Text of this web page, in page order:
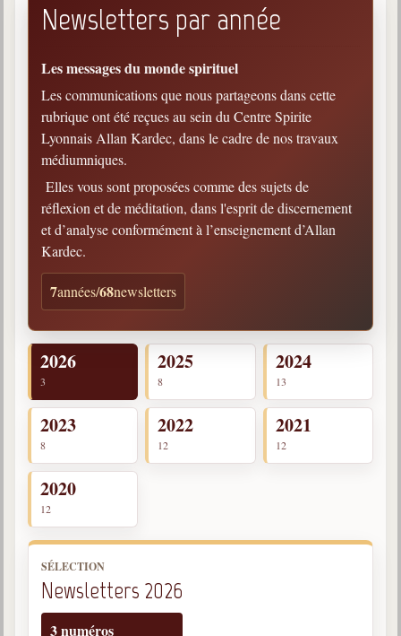
Léon Denis
1846-1927
Gabriel Delanne
Chico Xavier
1910-2002
Divaldo Franco
1927-2025
Bibliothèque
Ouvrages
Bibliothèque spirite
Documents
Bulletins "Le Spiritisme"
Journal trimestriel
Newsletters
trimestrielles
Sujets du mois
Maximes
Enregistrements
séance d'aide spirituelle
Newsletters par année
Les messages du monde spirituel
Les communications que nous partageons dans cette
rubrique ont été reçues au sein du Centre Spirite
Lyonnais Allan Kardec, dans le cadre de nos travaux
médiumniques.
Elles vous sont proposées comme des sujets de
réflexion et de méditation, dans l'esprit de discernement
et d’analyse conformément à l’enseignement d’Allan
Kardec.
7années/68newsletters
2026
3
2025
8
2024
13
2023
8
2022
12
2021
12
2020
12
SÉLECTION
Newsletters 2026
3 numéros